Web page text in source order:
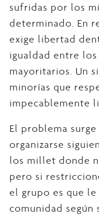
sufridas por los
determinado. En
exige libertad
igualdad entre
mayoritarios. Un
minorías que
impecablemente
El problema
organizarse
los millet donde
pero si
el grupo es que le
comunidad según